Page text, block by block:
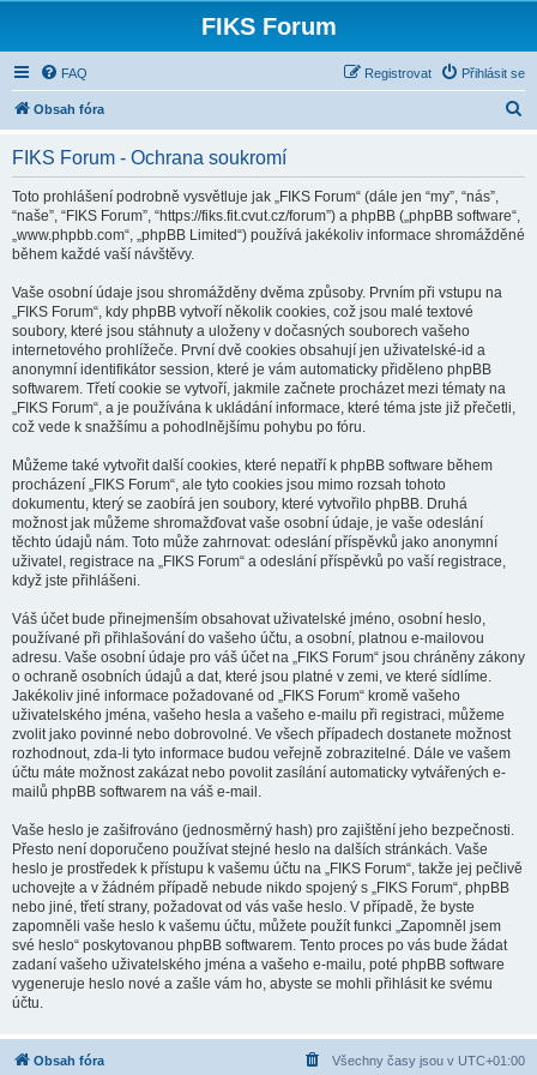
FIKS Forum
FAQ Přihlásit se
Registrovat
Obsah fóra
FIKS Forum - Ochrana soukromí
Toto prohlášení podrobně vysvětluje jak „FIKS Forum“ (dále jen “my”, “nás”,
“naše”, “FIKS Forum”, “https://fiks.fit.cvut.cz/forum”) a phpBB („phpBB software“,
„www.phpbb.com“, „phpBB Limited“) používá jakékoliv informace shromážděné
během každé vaší návštěvy.
Vaše osobní údaje jsou shromážděny dvěma způsoby. Prvním při vstupu na
„FIKS Forum“, kdy phpBB vytvoří několik cookies, což jsou malé textové
soubory, které jsou stáhnuty a uloženy v dočasných souborech vašeho
internetového prohlížeče. První dvě cookies obsahují jen uživatelské-id a
anonymní identifikátor session, které je vám automaticky přiděleno phpBB
softwarem. Třetí cookie se vytvoří, jakmile začnete procházet mezi tématy na
„FIKS Forum“, a je používána k ukládání informace, které téma jste již přečetli,
což vede k snažšímu a pohodlnějšímu pohybu po fóru.
Můžeme také vytvořit další cookies, které nepatří k phpBB software během
procházení „FIKS Forum“, ale tyto cookies jsou mimo rozsah tohoto
dokumentu, který se zaobírá jen soubory, které vytvořilo phpBB. Druhá
možnost jak můžeme shromažďovat vaše osobní údaje, je vaše odeslání
těchto údajů nám. Toto může zahrnovat: odeslání příspěvků jako anonymní
uživatel, registrace na „FIKS Forum“ a odeslání příspěvků po vaší registrace,
když jste přihlášeni.
Váš účet bude přinejmenším obsahovat uživatelské jméno, osobní heslo,
používané při přihlašování do vašeho účtu, a osobní, platnou e-mailovou
adresu. Vaše osobní údaje pro váš účet na „FIKS Forum“ jsou chráněny zákony
o ochraně osobních údajů a dat, které jsou platné v zemi, ve které sídlíme.
Jakékoliv jiné informace požadované od „FIKS Forum“ kromě vašeho
uživatelského jména, vašeho hesla a vašeho e-mailu při registraci, můžeme
zvolit jako povinné nebo dobrovolné. Ve všech případech dostanete možnost
rozhodnout, zda-li tyto informace budou veřejně zobrazitelné. Dále ve vašem
účtu máte možnost zakázat nebo povolit zasílání automaticky vytvářených e-
mailů phpBB softwarem na váš e-mail.
Vaše heslo je zašifrováno (jednosměrný hash) pro zajištění jeho bezpečnosti.
Přesto není doporučeno používat stejné heslo na dalších stránkách. Vaše
heslo je prostředek k přístupu k vašemu účtu na „FIKS Forum“, takže jej pečlivě
uchovejte a v žádném případě nebude nikdo spojený s „FIKS Forum“, phpBB
nebo jiné, třetí strany, požadovat od vás vaše heslo. V případě, že byste
zapomněli vaše heslo k vašemu účtu, můžete použít funkci „Zapomněl jsem
své heslo“ poskytovanou phpBB softwarem. Tento proces po vás bude žádat
zadaní vašeho uživatelského jména a vašeho e-mailu, poté phpBB software
vygeneruje heslo nové a zašle vám ho, abyste se mohli přihlásit ke svému
účtu.
Obsah fóra Všechny časy jsou v UTC+01:00